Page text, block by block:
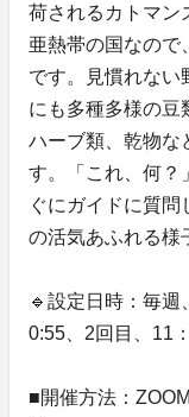
荷されるカトマン
亜熱帯の国なので
です。見慣れない
にも多種多様の豆
ハーブ類、乾物な
す。「これ、何？
ぐにガイドに質
の活気あふれる様
🔹設定日時：毎
0:55、2回目、11
■開催方法：